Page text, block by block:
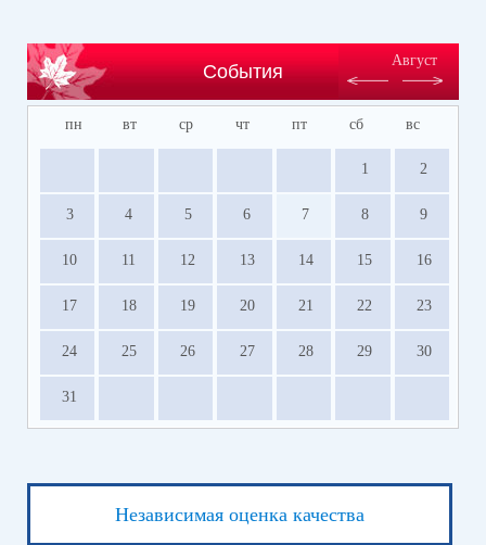
События
Август
пн вт ср чт пт сб вс
1 2
3 4 5 6 7 8 9
10 11 12 13 14 15 16
17 18 19 20 21 22 23
24 25 26 27 28 29 30
31
Независимая оценка качества